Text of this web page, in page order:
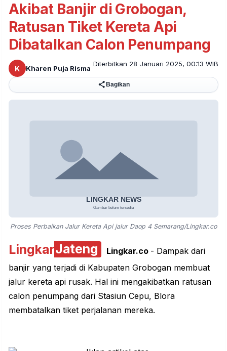
Akibat Banjir di Grobogan,
Ratusan Tiket Kereta Api
Dibatalkan Calon Penumpang
K Kharen Puja Risma
Diterbitkan 28 Januari 2025, 00:13 WIB
Bagikan
Proses Perbaikan Jalur Kereta Api jalur Daop 4 Semarang/Lingkar.co
LingkarJateng Lingkar.co - Dampak dari
banjir yang terjadi di Kabupaten Grobogan membuat
jalur kereta api rusak. Hal ini mengakibatkan ratusan
calon penumpang dari Stasiun Cepu, Blora
membatalkan tiket perjalanan mereka.